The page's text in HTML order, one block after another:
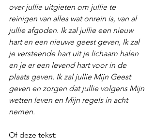
over jullie uitgieten om jullie te
reinigen van alles wat onrein is, van al
jullie afgoden. Ik zal jullie een nieuw
hart en een nieuwe geest geven, Ik zal
je versteende hart uit je lichaam halen
en je er een levend hart voor in de
plaats geven. Ik zal jullie Mijn Geest
geven en zorgen dat jullie volgens Mijn
wetten leven en Mijn regels in acht
nemen.
Of deze tekst: